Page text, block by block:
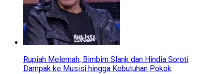
Rupiah Melemah, Bimbim Slank dan Hindia Soroti
Dampak ke Musisi hingga Kebutuhan Pokok